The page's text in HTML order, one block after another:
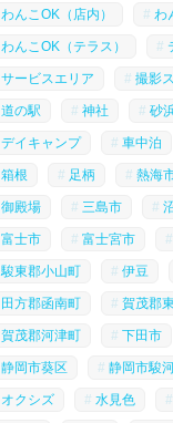
わんこOK（店内） わ
わんこOK（テラス）
サービスエリア 撮影
道の駅 神社 砂
デイキャンプ 車中泊
箱根 足柄 熱海
御殿場 三島市
富士市 富士宮市
駿東郡小山町 伊豆
田方郡函南町 賀茂郡
賀茂郡河津町 下田市
静岡市葵区 静岡市駿
オクシズ 水見色